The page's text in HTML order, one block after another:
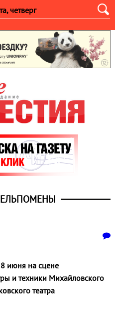
четверг
июня на сцене
и техники Михайловского
театра